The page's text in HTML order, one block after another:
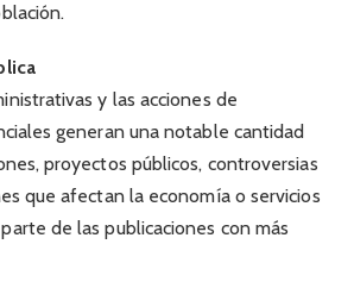
y las acciones de
generan una notable cantidad
proyectos públicos, controversias
que afectan la economía o servicios
de las publicaciones con más